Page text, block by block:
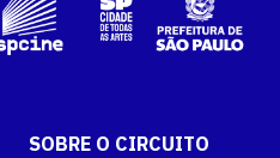
SOBRE O CIRCUITO